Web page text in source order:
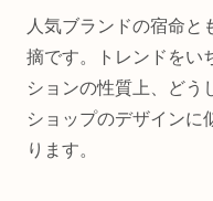
人気ブランドの宿命と
摘です。トレンドをい
ションの性質上、どう
ショップのデザインに
ります。